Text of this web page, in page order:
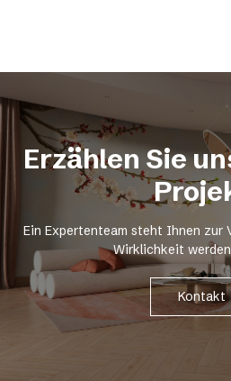
Erzählen Sie
Ein Expertenteam steht Ihnen zur
Wirklichkeit
Kontakt